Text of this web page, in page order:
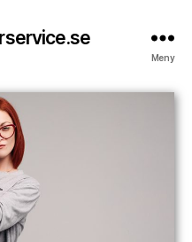
Meny